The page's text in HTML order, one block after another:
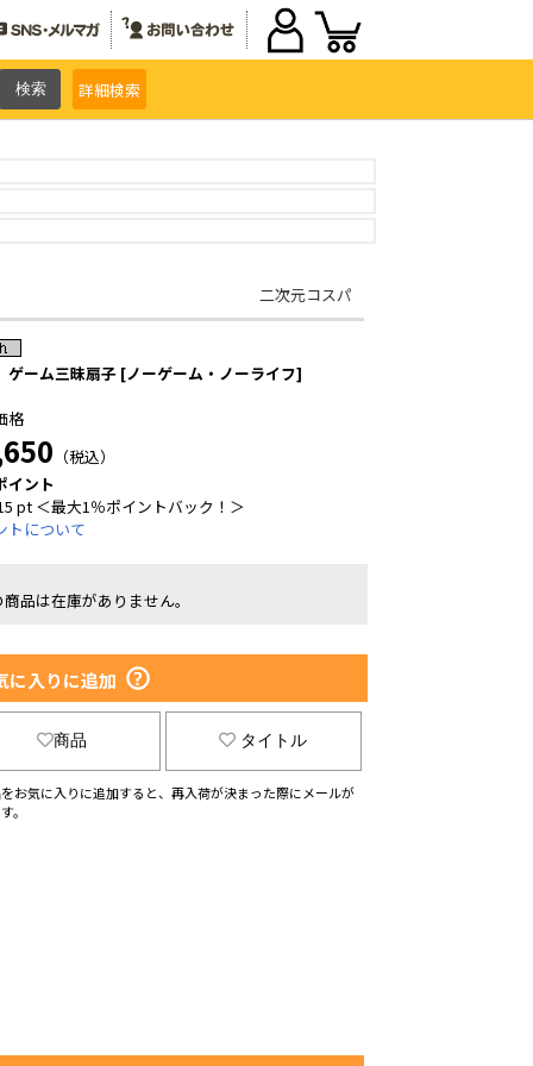
詳細検索
二次元コスパ
ゲーム三昧扇子 [ノーゲーム・ノーライフ]
格
（税込）
イント
pt ＜最大1％ポイントバック！＞
トについて
品は在庫がありません。
に入りに追加
商品 タイトル
お気に入りに追加すると、再入荷が決まった際にメールが
。